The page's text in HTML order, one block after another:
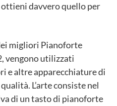
davvero quello per
migliori Pianoforte
vengono utilizzati
e altre apparecchiature di
L’arte consiste nel
di un tasto di pianoforte